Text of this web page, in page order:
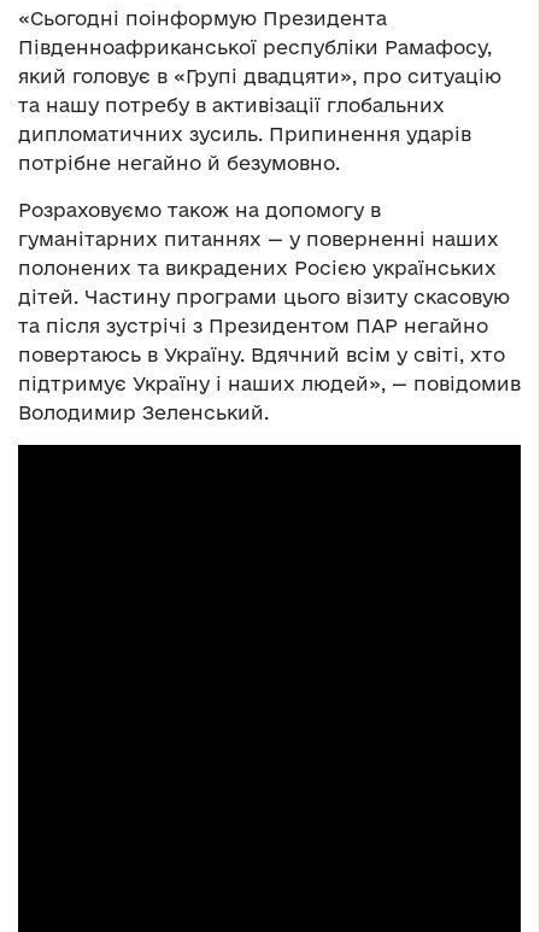
«Сьогодні поінформую Президента
Південноафриканської республіки Рамафосу,
який головує в «Групі двадцяти», про ситуацію
та нашу потребу в активізації глобальних
дипломатичних зусиль. Припинення ударів
потрібне негайно й безумовно.
Розраховуємо також на допомогу в
гуманітарних питаннях — у поверненні наших
полонених та викрадених Росією українських
дітей. Частину програми цього візиту скасовую
та після зустрічі з Президентом ПАР негайно
повертаюсь в Україну. Вдячний всім у світі, хто
підтримує Україну і наших людей», — повідомив
Володимир Зеленський.